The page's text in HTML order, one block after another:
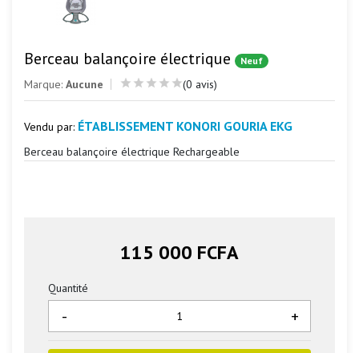
Berceau balançoire électrique Neuf
Marque: Aucune (0 avis)
Vendu par: ÉTABLISSEMENT KONORI GOURIA EKG
Berceau balançoire électrique Rechargeable
115 000 FCFA
Quantité
+
-